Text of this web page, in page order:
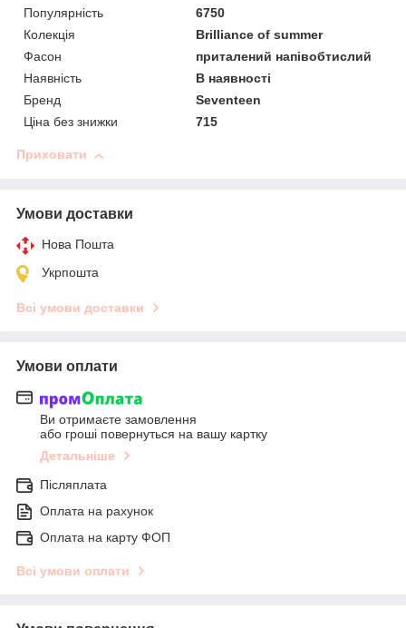
Популярність
6750
Колекція
Brilliance of summer
Фасон
приталений напівобтислий
Наявність
В наявності
Бренд
Seventeen
Ціна без знижки
715
Приховати
Умови доставки
Нова Пошта
Укрпошта
Всі умови доставки
Умови оплати
Ви отримаєте замовлення
або гроші повернуться на вашу картку
Детальніше
Післяплата
Оплата на рахунок
Оплата на карту ФОП
Всі умови оплати